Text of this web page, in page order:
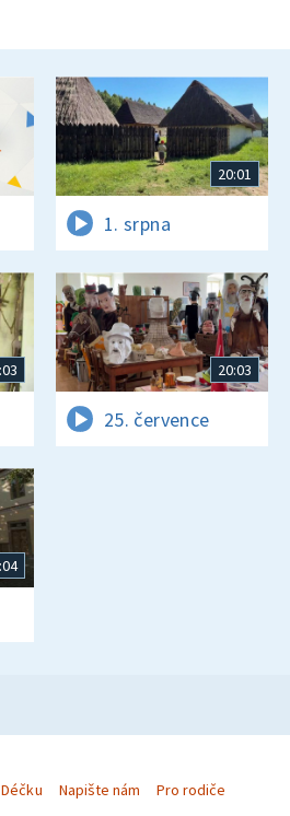
20:01
1. srpna
20:03
25. července
Napište nám Pro rodiče